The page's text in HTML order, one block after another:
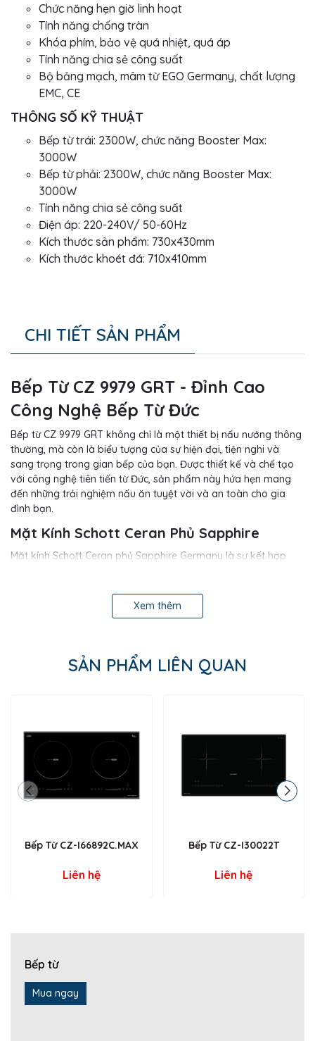
Chức năng hẹn giờ linh hoạt
Tính năng chống tràn
Khóa phím, bảo vệ quá nhiệt, quá áp
Tính năng chia sẻ công suất
Bộ bảng mạch, mâm từ EGO Germany, chất lượng
EMC, CE
THÔNG SỐ KỸ THUẬT
Bếp từ trái: 2300W, chức năng Booster Max:
3000W
Bếp từ phải: 2300W, chức năng Booster Max:
3000W
Tính năng chia sẻ công suất
Điện áp: 220-240V/ 50-60Hz
Kích thước sản phẩm: 730x430mm
Kích thước khoét đá: 710x410mm
CHI TIẾT SẢN PHẨM
Bếp Từ CZ 9979 GRT - Đỉnh Cao
Công Nghệ Bếp Từ Đức
Bếp từ CZ 9979 GRT không chỉ là một thiết bị nấu nướng thông
thường, mà còn là biểu tượng của sự hiện đại, tiện nghi và
sang trọng trong gian bếp của bạn. Được thiết kế và chế tạo
với công nghệ tiên tiến từ Đức, sản phẩm này hứa hẹn mang
đến những trải nghiệm nấu ăn tuyệt vời và an toàn cho gia
đình bạn.
Mặt Kính Schott Ceran Phủ Sapphire
Mặt kính Schott Ceran phủ Sapphire Germany là sự kết hợp
kế vát hai cạnh, mặt kính mang lại vẻ ngoài sang trọng và
hiện đại cho bếp, đồng thời giảm thiểu nguy cơ bị trầy xước và
9 Cấp Độ Điều Chỉnh
chiên, xào cần nhiệt độ cao, bạn đều có thể tùy chỉnh một cách
dễ dàng và chính xác. Điều này giúp bảo đảm món ăn đạt
được độ chín hoàn hảo và giữ nguyên hương vị.
Điều Khiển Cảm Ứng Trượt Slide
một cú chạm nhẹ là có thể điều chỉnh mọi chức năng của bếp
tính thẩm mỹ mà còn giúp việc vệ sinh bếp trở nên đơn giản
suất. Điều này đặc biệt hữu ích cho những bữa ăn gia đình
gian ngắn. Hai vùng nấu với công suất tối ưu giúp đảm bảo
thực phẩm được nấu chín đều và nhanh chóng, giữ nguyên
Xem thêm
SẢN PHẨM LIÊN QUAN
Bếp Từ CZ-I66892C.MAX
Liên hệ
Bếp Từ CZ-I30022T
Liên hệ
Bếp từ
Mua ngay